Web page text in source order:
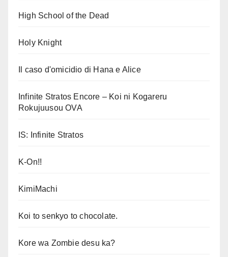
High School of the Dead
Holy Knight
Il caso d'omicidio di Hana e Alice
Infinite Stratos Encore – Koi ni Kogareru
Rokujuusou OVA
IS: Infinite Stratos
K-On!!
KimiMachi
Koi to senkyo to chocolate.
Kore wa Zombie desu ka?